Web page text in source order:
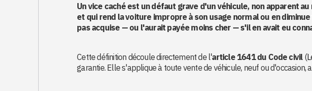
Un vice caché est un défaut grave d'un véhicule, non apparent
et qui rend la voiture impropre à son usage normal ou en
pas acquise — ou l'aurait payée moins cher — s'il en avait eu
Cette définition découle directement de l'article 1641 du Code civil(
garantie. Elle s'applique à toute vente de véhicule, neuf ou